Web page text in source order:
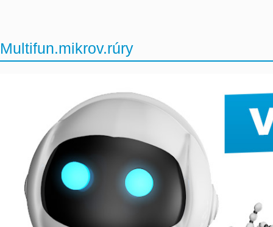
Multifun.mikrov.rúry